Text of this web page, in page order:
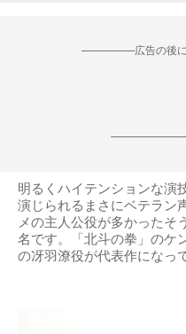
--------------------広告の後
明るくハイテンションな演
演じられるまさにベテラン
メの主人公役が多かったそ
名です。「北斗の拳」のケ
の冴羽潦役が代表作になっ